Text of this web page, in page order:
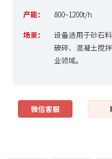
产能：
800~1200t/h
场景：
设备适用于砂石
破碎、混凝土搅
业领域。
微信客服